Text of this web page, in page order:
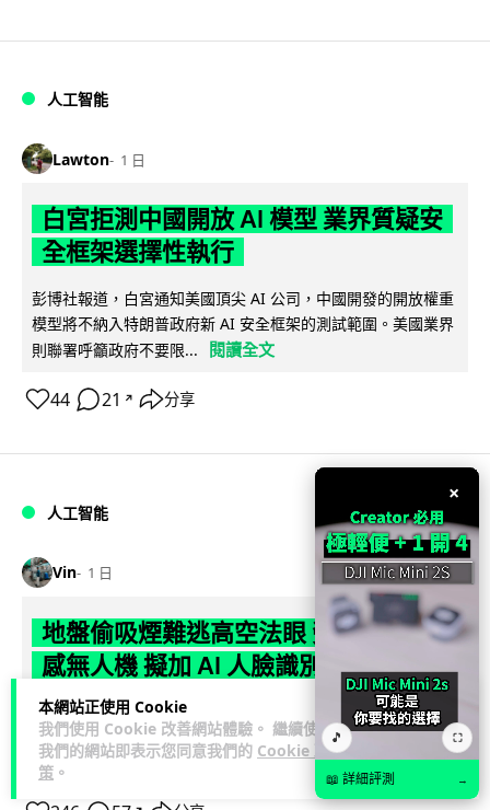
本網站正使用 Cookie
我們使用 Cookie 改善網站體驗。 繼續使用
我們的網站即表示您同意我們的 Cookie 政
策 。
人工智能
Lawton 1 日
白宮拒測中國開放 AI 模型 業界質疑安
全框架選擇性執行
彭博社報道，白宮通知美國頂尖 AI 公司，中國開發的開放權重
模型將不納入特朗普政府新 AI 安全框架的測試範圍。美國業界
則聯署呼籲政府不要限...
閱讀全文
44 21 ↗ 分享
人工智能
Vin 1 日
地盤偷吸煙難逃高空法眼 勞工處出動熱
感無人機 擬加 AI 人臉識別精準執法
勞工處投入配備熱感應鏡頭的小型無人機進行高空巡邏以打擊
地盤違例吸煙，並正研究於未來一年內引入 AI 人臉識別與行為
分析功能，結合三大技術進一...
閱讀全文
×
🎵 ⛶
📖 詳細評測 →